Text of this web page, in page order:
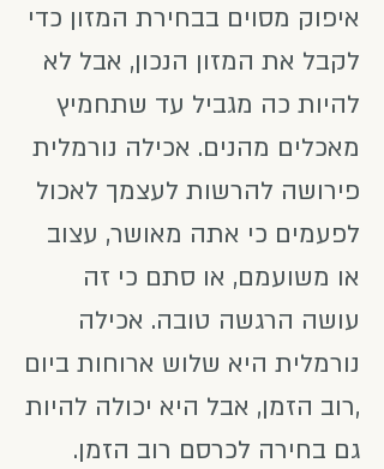
איפוק מסוים בבחירת המזון כדי
לקבל את המזון הנכון, אבל לא
להיות כה מגביל עד שתחמיץ
מאכלים מהנים. אכילה נורמלית
פירושה להרשות לעצמך לאכול
לפעמים כי אתה מאושר, עצוב
או משועמם, או סתם כי זה
עושה הרגשה טובה. אכילה
נורמלית היא שלוש ארוחות ביום
,רוב הזמן, אבל היא יכולה להיות
גם בחירה לכרסם רוב הזמן.